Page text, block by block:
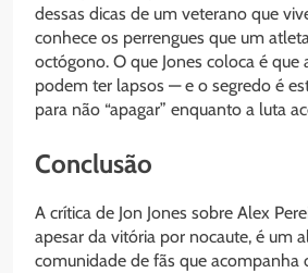
dessas dicas de um veterano que
conhece os perrengues que um
octógono. O que Jones coloca é que
podem ter lapsos — e o segredo é
para não “apagar” enquanto a luta
Conclusão
A crítica de Jon Jones sobre Alex
apesar da vitória por nocaute, é um
comunidade de fãs que acompanha